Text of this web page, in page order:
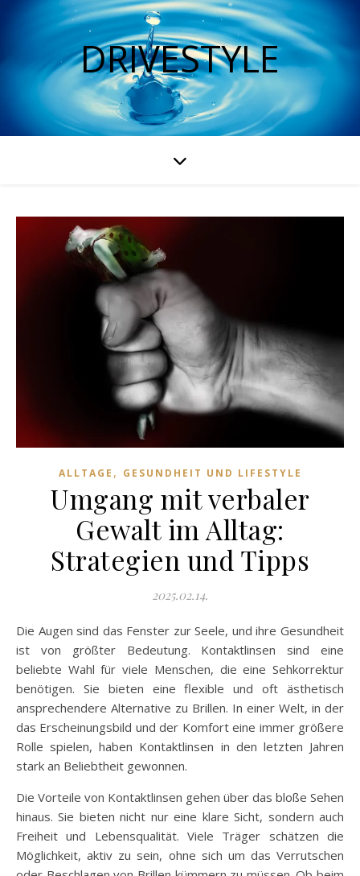
DRIVESTYLE
ALLTAGE , GESUNDHEIT UND LIFESTYLE
Umgang mit verbaler
Gewalt im Alltag:
Strategien und Tipps
2025.02.14.
Die Augen sind das Fenster zur Seele, und ihre Gesundheit
ist von größter Bedeutung. Kontaktlinsen sind eine
beliebte Wahl für viele Menschen, die eine Sehkorrektur
benötigen. Sie bieten eine flexible und oft ästhetisch
ansprechendere Alternative zu Brillen. In einer Welt, in der
das Erscheinungsbild und der Komfort eine immer größere
Rolle spielen, haben Kontaktlinsen in den letzten Jahren
stark an Beliebtheit gewonnen.
Die Vorteile von Kontaktlinsen gehen über das bloße Sehen
hinaus. Sie bieten nicht nur eine klare Sicht, sondern auch
Freiheit und Lebensqualität. Viele Träger schätzen die
Möglichkeit, aktiv zu sein, ohne sich um das Verrutschen